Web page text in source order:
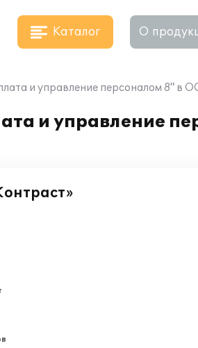
Каталог О
и управление персоналом 8" в
и управление